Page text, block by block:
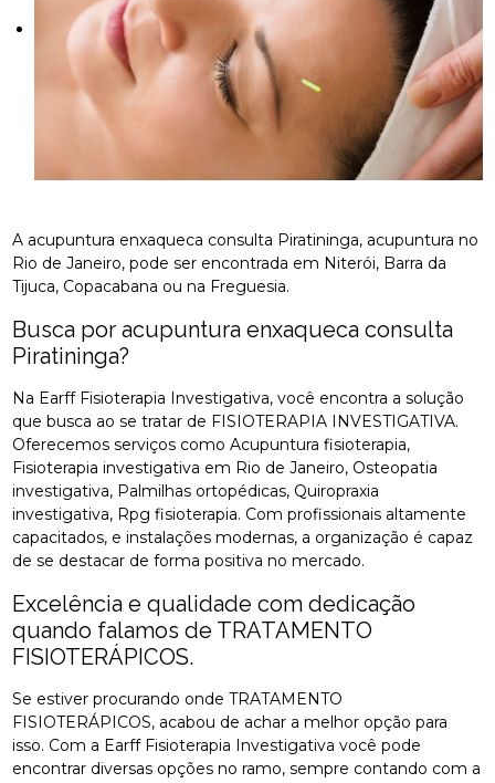
A acupuntura enxaqueca consulta Piratininga, acupuntura no
Rio de Janeiro, pode ser encontrada em Niterói, Barra da
Tijuca, Copacabana ou na Freguesia.
Busca por acupuntura enxaqueca consulta
Piratininga?
Na Earff Fisioterapia Investigativa, você encontra a solução
que busca ao se tratar de FISIOTERAPIA INVESTIGATIVA.
Oferecemos serviços como Acupuntura fisioterapia,
Fisioterapia investigativa em Rio de Janeiro, Osteopatia
investigativa, Palmilhas ortopédicas, Quiropraxia
investigativa, Rpg fisioterapia. Com profissionais altamente
capacitados, e instalações modernas, a organização é capaz
de se destacar de forma positiva no mercado.
Excelência e qualidade com dedicação
quando falamos de TRATAMENTO
FISIOTERÁPICOS.
Se estiver procurando onde TRATAMENTO
FISIOTERÁPICOS, acabou de achar a melhor opção para
isso. Com a Earff Fisioterapia Investigativa você pode
encontrar diversas opções no ramo, sempre contando com a